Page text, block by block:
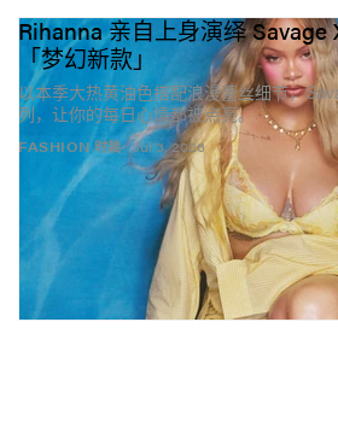
FASHION 时装
Rihanna 亲自上身演绎 Savage
「梦幻新款」
以本季大热黄油色搭配浪漫蕾丝细节，
列，让你的每日心情都被点亮。
Jul 3, 2026